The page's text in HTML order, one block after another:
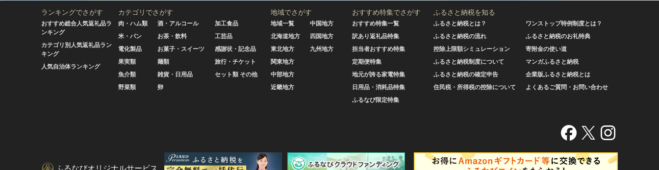
ランキングでさがす
おすすめ総合人気返礼品ラ
ンキング
カテゴリ別人気返礼品ラン
キング
人気自治体ランキング
カテゴリでさがす
肉・ハム類
米・パン
電化製品
果実類
魚介類
野菜類
酒・アルコール
お茶・飲料
お菓子・スイーツ
麺類
雑貨・日用品
卵
加工食品
工芸品
感謝状・記念品
旅行・チケット
セット類 その他
地域でさがす
地域一覧
北海道地方
東北地方
関東地方
中部地方
近畿地方
中国地方
四国地方
九州地方
おすすめ特集でさがす
おすすめ特集一覧
訳あり返礼品特集
担当者おすすめ特集
定期便特集
地元が誇る家電特集
日用品・消耗品特集
ふるなび限定特集
ふるさと納税を知る
ふるさと納税とは？
ふるさと納税の流れ
控除上限額シミュレーション
ふるさと納税制度について
ふるさと納税の確定申告
住民税・所得税の控除について
ワンストップ特例制度とは？
ふるさと納税のお礼特典
寄附金の使い道
マンガふるさと納税
企業版ふるさと納税とは
よくあるご質問・お問い合わせ